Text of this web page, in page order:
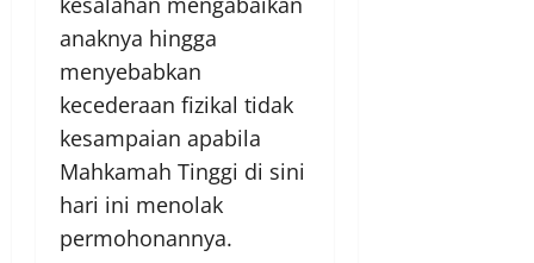
anaknya hingga
menyebabkan
kecederaan fizikal tidak
kesampaian apabila
Mahkamah Tinggi di sini
hari ini menolak
permohonannya.